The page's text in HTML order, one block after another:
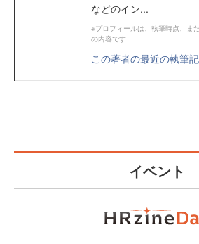
などのイン...
※プロフィールは、執筆時点、ま
の内容です
この著者の最近の執筆
イベント